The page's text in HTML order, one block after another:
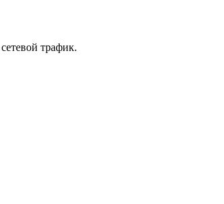
трафик.